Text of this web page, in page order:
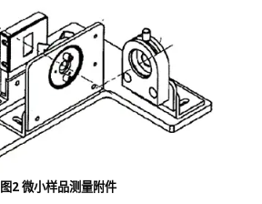
图2 微小样品测量附件